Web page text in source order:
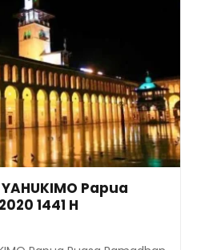
Papua
1441 H